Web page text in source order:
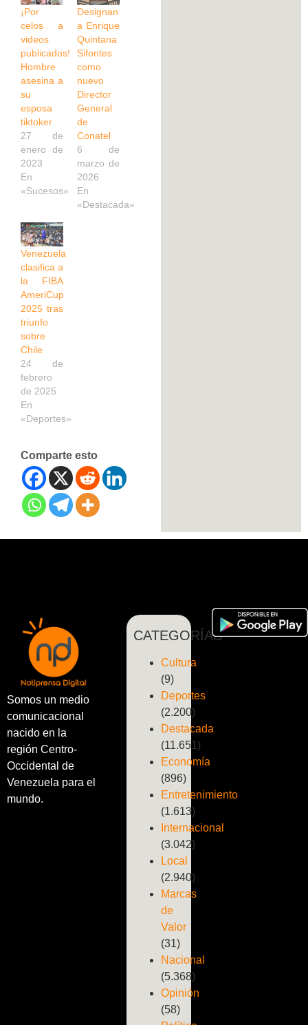
¡Por
celos a
videos
publicados!
Hombre
asesina a
su
esposa
tiktoker
27 de
enero de
2023
En
«Sucesos»
Designan
a Enrique
Quintana
Sifontes
como
nuevo
Director
General
de
Conatel
6 de
marzo de
2026
En
«Destacada»
Venezuela
clasifica a
la FIBA
AmeriCup
2025 tras
triunfo
sobre
Chile
24 de
febrero
de 2025
En
«Deportes»
Comparte esto
Somos un medio
comunicacional
nacido en la
región Centro-
Occidental de
Venezuela para el
mundo.
CATEGORÍAS
Cultura
(9)
Deportes
(2.200)
Destacada
(11.651)
Economía
(896)
Entretenimiento
(1.613)
Internacional
(3.042)
Local
(2.940)
Marcas
de
Valor
(31)
Nacional
(5.368)
Opinión
(58)